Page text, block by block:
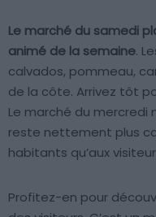
Le marché du samedi
animé de la semaine.
calvados, pommeau,
de la côte. Arrivez tôt
Le marché du mercredi
reste nettement plus
habitants qu’aux
Profitez-en pour